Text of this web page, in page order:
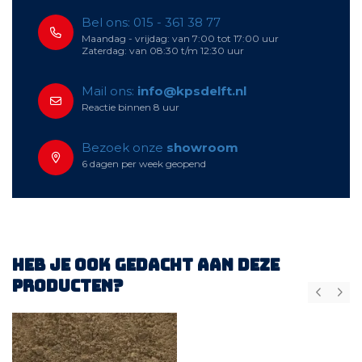
Bel ons: 015 - 361 38 77
Maandag - vrijdag: van 7:00 tot 17:00 uur
Zaterdag: van 08:30 t/m 12:30 uur
Mail ons: info@kpsdelft.nl
Reactie binnen 8 uur
Bezoek onze showroom
6 dagen per week geopend
Heb je ook gedacht aan deze
producten?